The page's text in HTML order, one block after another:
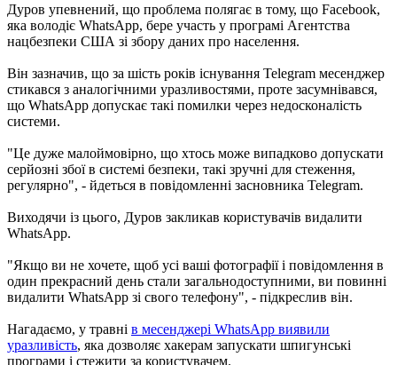
Дуров упевнений, що проблема полягає в тому, що Facebook,
яка володіє WhatsApp, бере участь у програмі Агентства
нацбезпеки США зі збору даних про населення.
Він зазначив, що за шість років існування Telegram месенджер
стикався з аналогічними уразливостями, проте засумнівався,
що WhatsApp допускає такі помилки через недосконалість
системи.
"Це дуже малоймовірно, що хтось може випадково допускати
серйозні збої в системі безпеки, такі зручні для стеження,
регулярно", - йдеться в повідомленні засновника Telegram.
Виходячи із цього, Дуров закликав користувачів видалити
WhatsApp.
"Якщо ви не хочете, щоб усі ваші фотографії і повідомлення в
один прекрасний день стали загальнодоступними, ви повинні
видалити WhatsApp зі свого телефону", - підкреслив він.
Нагадаємо, у травні в месенджері WhatsApp виявили
уразливість, яка дозволяє хакерам запускати шпигунські
програми і стежити за користувачем.